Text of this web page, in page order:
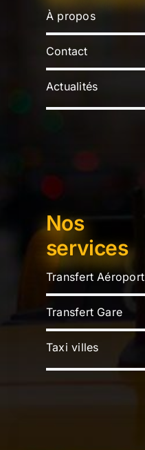
À propos
Contact
Actualités
Nos
services
Transfert Aéroport
Transfert Gare
Taxi villes